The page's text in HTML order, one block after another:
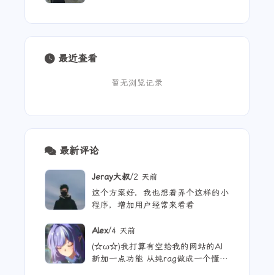
最近查看
暂无浏览记录
最新评论
Jeray大叔/2 天前
这个方案好，我也想着弄个这样的小
程序，增加用户经常来看看
Alex/4 天前
(☆ω☆)我打算有空给我的网站的AI
新加一点功能 从纯rag做成一个懂我